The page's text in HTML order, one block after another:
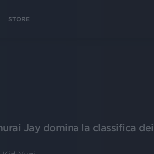
STORE
Jay domina la classifica dei